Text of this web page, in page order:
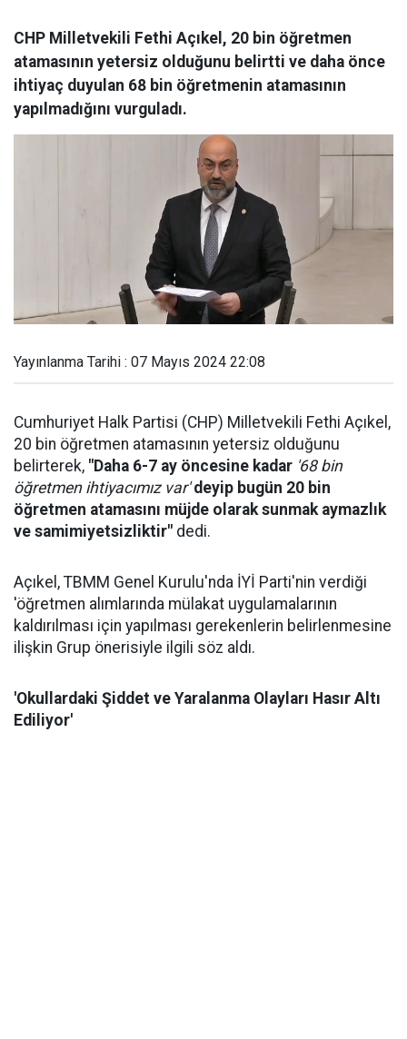
CHP Milletvekili Fethi Açıkel, 20 bin öğretmen
atamasının yetersiz olduğunu belirtti ve daha önce
ihtiyaç duyulan 68 bin öğretmenin atamasının
yapılmadığını vurguladı.
Yayınlanma Tarihi : 07 Mayıs 2024 22:08
Cumhuriyet Halk Partisi (CHP) Milletvekili Fethi Açıkel,
20 bin öğretmen atamasının yetersiz olduğunu
belirterek, "Daha 6-7 ay öncesine kadar '68 bin
öğretmen ihtiyacımız var' deyip bugün 20 bin
öğretmen atamasını müjde olarak sunmak aymazlık
ve samimiyetsizliktir" dedi.
Açıkel, TBMM Genel Kurulu'nda İYİ Parti'nin verdiği
'öğretmen alımlarında mülakat uygulamalarının
kaldırılması için yapılması gerekenlerin belirlenmesine
ilişkin Grup önerisiyle ilgili söz aldı.
'Okullardaki Şiddet ve Yaralanma Olayları Hasır Altı
Ediliyor'